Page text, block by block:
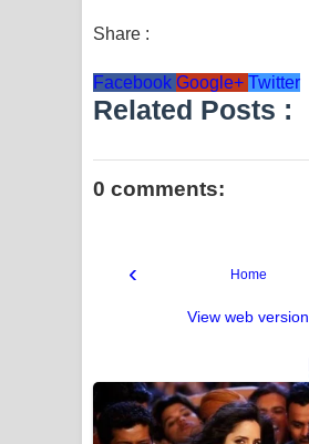
Share :
Facebook Google+ Twitter
Related Posts :
0 comments:
‹ Home
View web version